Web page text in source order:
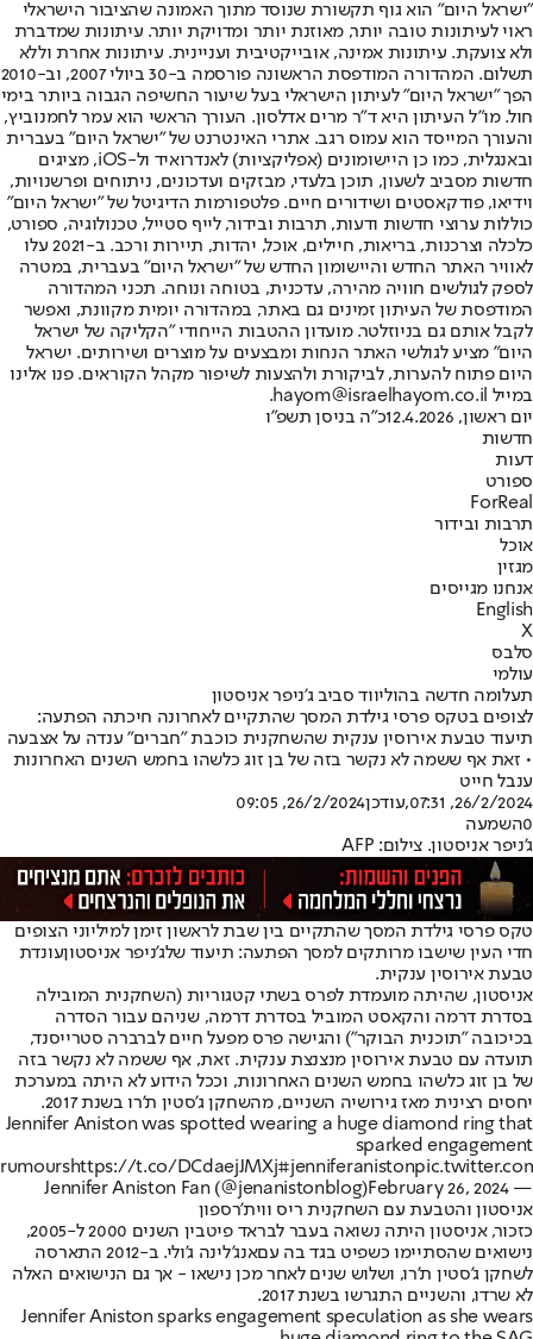
"ישראל היום" הוא גוף תקשורת שנוסד מתוך האמונה שהציבור הישראלי
ראוי לעיתונות טובה יותר, מאוזנת יותר ומדויקת יותר. עיתונות שמדברת
ולא צועקת. עיתונות אמינה, אובייקטיבית ועניינית. עיתונות אחרת וללא
תשלום. המהדורה המודפסת הראשונה פורסמה ב-30 ביולי 2007, וב-2010
הפך "ישראל היום" לעיתון הישראלי בעל שיעור החשיפה הגבוה ביותר בימי
חול. מו"ל העיתון היא ד"ר מרים אדלסון. העורך הראשי הוא עמר לחמנוביץ,
והעורך המייסד הוא עמוס רגב. אתרי האינטרנט של "ישראל היום" בעברית
ובאנגלית, כמו כן היישומונים (אפליקציות) לאנדרואיד ול-iOS, מציגים
חדשות מסביב לשעון, תוכן בלעדי, מבזקים ועדכונים, ניתוחים ופרשנויות,
וידיאו, פודקאסטים ושידורים חיים. פלטפורמות הדיגיטל של "ישראל היום"
כוללות ערוצי חדשות ודעות, תרבות ובידור, לייף סטייל, טכנולוגיה, ספורט,
כלכלה וצרכנות, בריאות, חיילים, אוכל, יהדות, תיירות ורכב. ב-2021 עלו
לאוויר האתר החדש והיישומון החדש של "ישראל היום" בעברית, במטרה
לספק לגולשים חוויה מהירה, עדכנית, בטוחה ונוחה. תכני המהדורה
המודפסת של העיתון זמינים גם באתר, במהדורה יומית מקוונת, ואפשר
לקבל אותם גם בניוזלטר. מועדון ההטבות הייחודי "הקליקה של ישראל
היום" מציע לגולשי האתר הנחות ומבצעים על מוצרים ושירותים. ישראל
היום פתוח להערות, לביקורת ולהצעות לשיפור מקהל הקוראים. פנו אלינו
במייל hayom@israelhayom.co.il.
יום ראשון, 12.4.2026
כ"ה בניסן תשפ"ו
חדשות
דעות
ספורט
ForReal
תרבות ובידור
אוכל
מגזין
אנחנו מגייסים
English
X
סלבס
עולמי
תעלומה חדשה בהוליווד סביב ג'ניפר אניסטון
לצופים בטקס פרסי גילדת המסך שהתקיים לאחרונה חיכתה הפתעה:
תיעוד טבעת אירוסין ענקית שהשחקנית כוכבת "חברים" ענדה על אצבעה
• זאת אף ששמה לא נקשר בזה של בן זוג כלשהו בחמש השנים האחרונות
ענבל חייט
26/2/2024, 07:31
,עודכן26/2/2024, 09:05
0השמעה
ג'ניפר אניסטון. צילום: AFP
טקס פרסי גילדת המסך שהתקיים בין שבת לראשון זימן למיליוני הצופים
חדי העין שישבו מרותקים למסך הפתעה: תיעוד שלג'ניפר אניסטוןעונדת
טבעת אירוסין ענקית.
אניסטון, שהיתה מועמדת לפרס בשתי קטגוריות (השחקנית המובילה
בסדרת דרמה והקאסט המוביל בסדרת דרמה, שניהם עבור הסדרה
בכיכובה "תוכנית הבוקר") והגישה פרס מפעל חיים לברברה סטרייסנד,
תועדה עם טבעת אירוסין מנצנצת ענקית. זאת, אף ששמה לא נקשר בזה
של בן זוג כלשהו בחמש השנים האחרונות, וככל הידוע לא היתה במערכת
יחסים רצינית מאז גירושיה השניים, מהשחקן ג'סטין ת'רו בשנת 2017.
Jennifer Aniston was spotted wearing a huge diamond ring that
sparked engagement
rumourshttps://t.co/DCdaejJMXj#jenniferaniston
— Jennifer Aniston Fan (@jenanistonblog)
February 26, 2024
אניסטון והטבעת עם השחקנית ריס ווית'רספון
כזכור, אניסטון היתה נשואה בעבר לבראד פיט
בין השנים 2000 ל-2005,
נישואים שהסתיימו כשפיט בגד בה עםאנג'לינה ג'ולי
. ב-2012 התארסה
לשחקן ג'סטין ת'רו, ושלוש שנים לאחר מכן נישאו - אך גם הנישואים האלה
לא שרדו, והשניים התגרשו בשנת 2017.
Jennifer Aniston sparks engagement speculation as she wears